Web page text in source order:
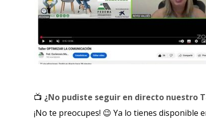
📺 ¿No pudiste seguir en directo nuestro
¡No te preocupes! 😉 Ya lo tienes disponible